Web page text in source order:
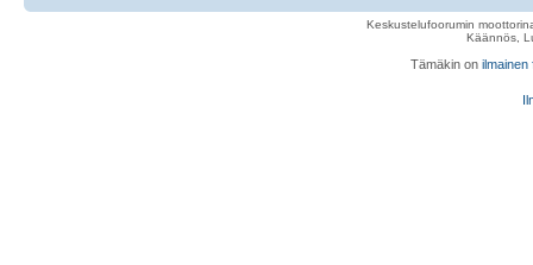
Keskustelufoorumin
Käännös,
Tämäkin on ilmainen